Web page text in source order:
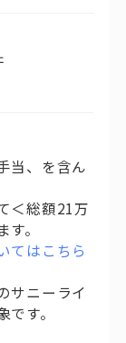
当、を含ん
＜総額21万
。
てはこちら
サニーライ
す。